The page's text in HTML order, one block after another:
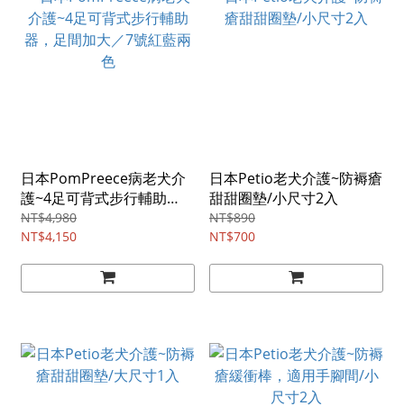
日本PomPreece病老犬介
護~4足可背式步行輔助
器，足間加大／7號紅藍兩
色
NT$4,980
NT$4,150
日本Petio老犬介護~防褥瘡
甜甜圈墊/小尺寸2入
NT$890
NT$700